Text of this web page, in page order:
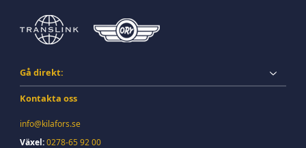
Gå direkt:
Kontakta oss
info@kilafors.se
Växel:0278-65 92 00